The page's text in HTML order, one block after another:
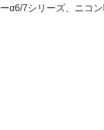
α6/7シリーズ、ニコン